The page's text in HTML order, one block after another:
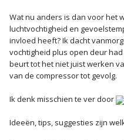
Wat nu anders is dan voor het
luchtvochtigheid en
invloed heeft? Ik dacht
vochtigheid plus open deur
beurt tot het niet juist werken
van de compressor tot gevolg.
Ik denk misschien te ver door
Ideeën, tips, suggesties zijn